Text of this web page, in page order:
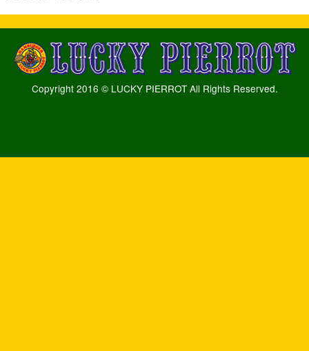
Copyright 2016 © LUCKY PIERROT All Rights Reserved.